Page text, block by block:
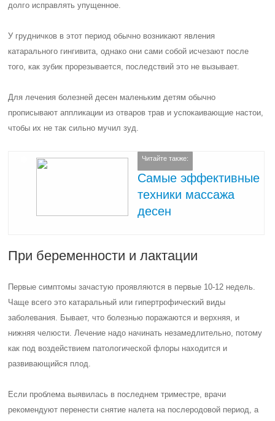
долго исправлять упущенное.
У грудничков в этот период обычно возникают явления
катарального гингивита, однако они сами собой исчезают после
того, как зубик прорезывается, последствий это не вызывает.
Для лечения болезней десен маленьким детям обычно
прописывают аппликации из отваров трав и успокаивающие настои,
чтобы их не так сильно мучил зуд.
Читайте также:
Самые эффективные
техники массажа
десен
При беременности и лактации
Первые симптомы зачастую проявляются в первые 10-12 недель.
Чаще всего это катаральный или гипертрофический виды
заболевания. Бывает, что болезнью поражаются и верхняя, и
нижняя челюсти. Лечение надо начинать незамедлительно, потому
как под воздействием патологической флоры находится и
развивающийся плод.
Если проблема выявилась в последнем триместре, врачи
рекомендуют перенести снятие налета на послеродовой период, а